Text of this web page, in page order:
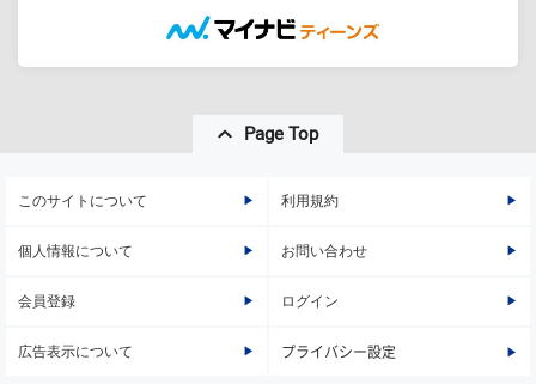
Page Top
このサイトについて 利用規約
個人情報について お問い合わせ
会員登録 ログイン
広告表示について プライバシー設定